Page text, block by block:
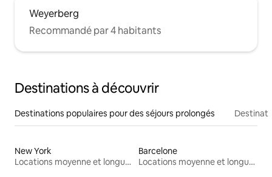
Weyerberg
Recommandé par 4 habitants
Destinations à découvrir
Destinations populaires pour des séjours prolongés
New York
Locations moyenne et longue durée
Barcelone
Locations moyenne et longue durée